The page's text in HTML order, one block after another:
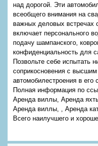
над дорогой. Эти
всеобщего внимания на
важных деловых встречах
включает персонального
подачу шампанского,
конфиденциальность для
Позвольте себе испытать
соприкосновения с
автомобилестроения в
Полная информация по
Аренда виллы, Аренда
Аренда виллы, , Аренда
Всего наилучшего и